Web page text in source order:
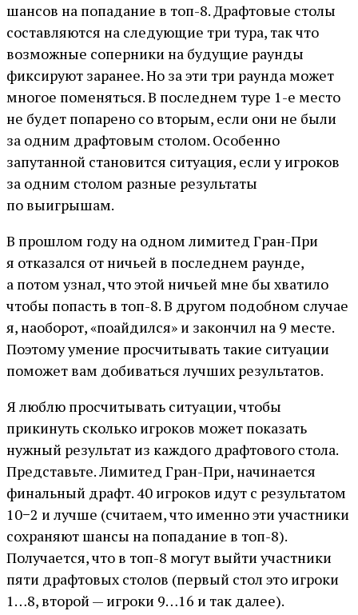
шансов на попадание в топ-8. Драфтовые столы
составляются на следующие три тура, так что
возможные соперники на будущие раунды
фиксируют заранее. Но за эти три раунда может
многое поменяться. В последнем туре 1-е место
не будет попарено со вторым, если они не были
за одним драфтовым столом. Особенно
запутанной становится ситуация, если у игроков
за одним столом разные результаты
по выигрышам.
В прошлом году на одном лимитед Гран-При
я отказался от ничьей в последнем раунде,
а потом узнал, что этой ничьей мне бы хватило
чтобы попасть в топ-8. В другом подобном случае
я, наоборот, «поайдился» и закончил на 9 месте.
Поэтому умение просчитывать такие ситуации
поможет вам добиваться лучших результатов.
Я люблю просчитывать ситуации, чтобы
прикинуть сколько игроков может показать
нужный результат из каждого драфтового стола.
Представьте. Лимитед Гран-При, начинается
финальный драфт. 40 игроков идут с результатом
10−2 и лучше (считаем, что именно эти участники
сохраняют шансы на попадание в топ-8).
Получается, что в топ-8 могут выйти участники
пяти драфтовых столов (первый стол это игроки
1…8, второй — игроки 9…16 и так далее).